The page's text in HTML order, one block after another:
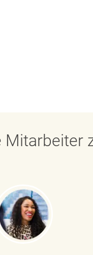
Mitarbeiter